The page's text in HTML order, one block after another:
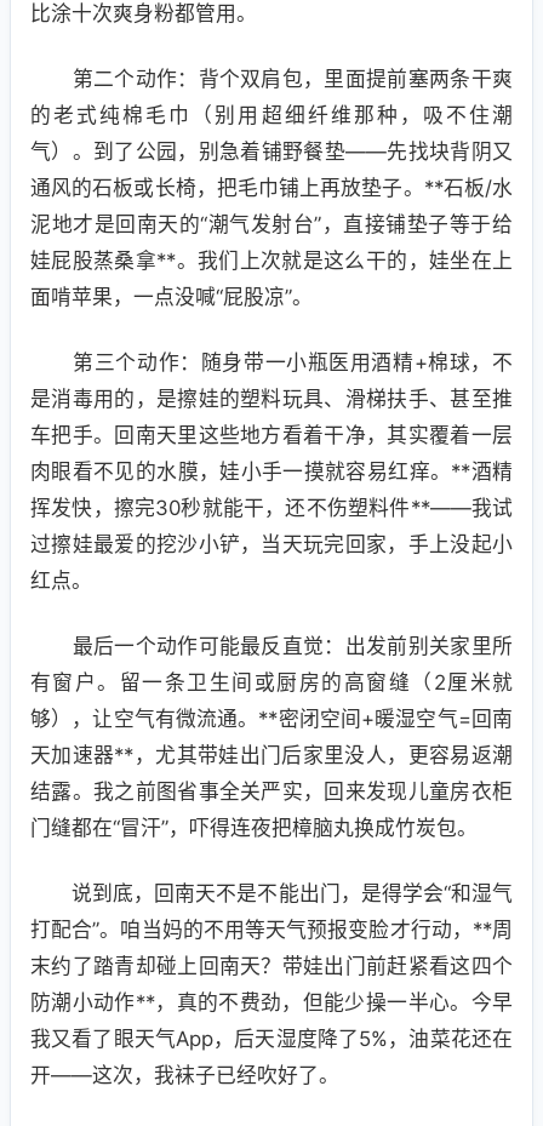
比涂十次爽身粉都管用。
第二个动作：背个双肩包，里面提前塞两条干爽
的老式纯棉毛巾（别用超细纤维那种，吸不住潮
气）。到了公园，别急着铺野餐垫——先找块背阴又
通风的石板或长椅，把毛巾铺上再放垫子。**石板/水
泥地才是回南天的“潮气发射台”，直接铺垫子等于给
娃屁股蒸桑拿**。我们上次就是这么干的，娃坐在上
面啃苹果，一点没喊“屁股凉”。
第三个动作：随身带一小瓶医用酒精+棉球，不
是消毒用的，是擦娃的塑料玩具、滑梯扶手、甚至推
车把手。回南天里这些地方看着干净，其实覆着一层
肉眼看不见的水膜，娃小手一摸就容易红痒。**酒精
挥发快，擦完30秒就能干，还不伤塑料件**——我试
过擦娃最爱的挖沙小铲，当天玩完回家，手上没起小
红点。
最后一个动作可能最反直觉：出发前别关家里所
有窗户。留一条卫生间或厨房的高窗缝（2厘米就
够），让空气有微流通。**密闭空间+暖湿空气=回南
天加速器**，尤其带娃出门后家里没人，更容易返潮
结露。我之前图省事全关严实，回来发现儿童房衣柜
门缝都在“冒汗”，吓得连夜把樟脑丸换成竹炭包。
说到底，回南天不是不能出门，是得学会“和湿气
打配合”。咱当妈的不用等天气预报变脸才行动，**周
末约了踏青却碰上回南天？带娃出门前赶紧看这四个
防潮小动作**，真的不费劲，但能少操一半心。今早
我又看了眼天气App，后天湿度降了5%，油菜花还在
开——这次，我袜子已经吹好了。